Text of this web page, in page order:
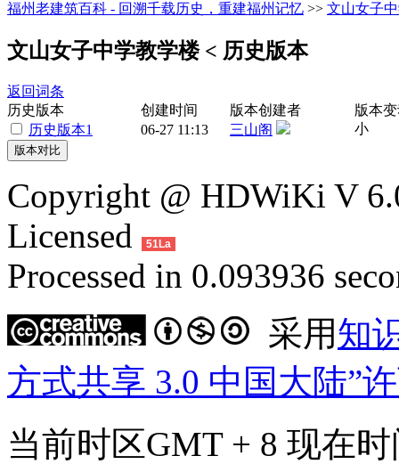
福州老建筑百科 - 回溯千载历史，重建福州记忆 >> 文山女子
文山女子中学教学楼< 历史版本
返回词条
历史版本
创建时间 版本创建者
版本
历史版本1
06-27 11:13 三山阁 小
Copyright @ HDWiKi V
Licensed
51La
Processed in 0.093936
采用知
方式共享 3.0 中国大陆”
当前时区GMT + 8 现在